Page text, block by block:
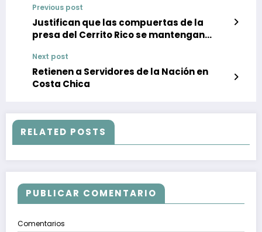
Previous post
Justifican que las compuertas de la
presa del Cerrito Rico se mantengan
Next post
Retienen a Servidores de la Nación en
Costa Chica
RELATED POSTS
PUBLICAR COMENTARIO
Comentarios